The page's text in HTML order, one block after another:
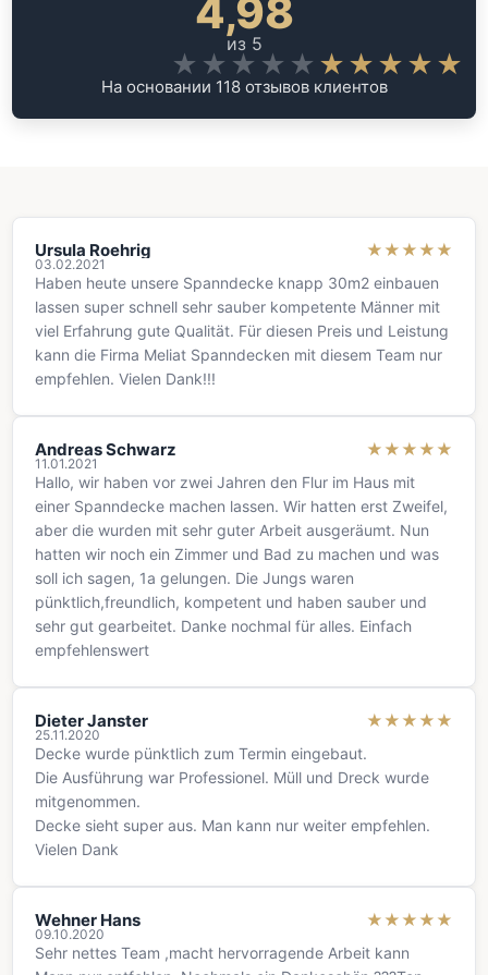
4,98
из 5
★★★★★ ★★★★★
На основании 118 отзывов клиентов
Ursula Roehrig
03.02.2021
★ ★ ★ ★ ★
Haben heute unsere Spanndecke knapp 30m2 einbauen
lassen super schnell sehr sauber kompetente Männer mit
viel Erfahrung gute Qualität. Für diesen Preis und Leistung
kann die Firma Meliat Spanndecken mit diesem Team nur
empfehlen. Vielen Dank!!!
Andreas Schwarz
11.01.2021
★ ★ ★ ★ ★
Hallo, wir haben vor zwei Jahren den Flur im Haus mit
einer Spanndecke machen lassen. Wir hatten erst Zweifel,
aber die wurden mit sehr guter Arbeit ausgeräumt. Nun
hatten wir noch ein Zimmer und Bad zu machen und was
soll ich sagen, 1a gelungen. Die Jungs waren
pünktlich,freundlich, kompetent und haben sauber und
sehr gut gearbeitet. Danke nochmal für alles. Einfach
empfehlenswert
Dieter Janster
25.11.2020
★ ★ ★ ★ ★
Decke wurde pünktlich zum Termin eingebaut.
Die Ausführung war Professionel. Müll und Dreck wurde
mitgenommen.
Decke sieht super aus. Man kann nur weiter empfehlen.
Vielen Dank
Wehner Hans
09.10.2020
★ ★ ★ ★ ★
Sehr nettes Team ,macht hervorragende Arbeit kann